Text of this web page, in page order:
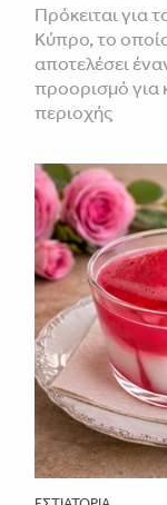
Πρόκειται για
Κύπρο, το
αποτελέσει
προορισμό για
περιοχής